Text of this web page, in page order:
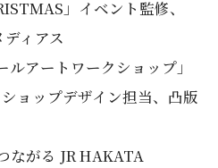
」イベント監修、
ィアス
アートワークショップ」
ョップデザイン担当、凸版
ながる JR HAKATA